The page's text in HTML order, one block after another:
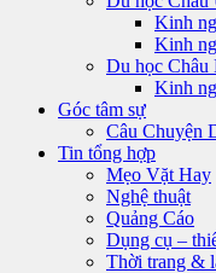
Kinh
Kinh
Du học Châu
Kinh
Góc tâm sự
Câu Chuyện
Tin tổng hợp
Mẹo Vặt Hay
Nghệ thuật
Quảng Cáo
Dụng cụ –
Thời trang &